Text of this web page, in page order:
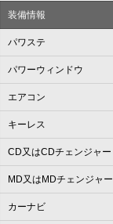
装備情報
パワステ
パワーウィンドウ
エアコン
キーレス
CD又はCDチェンジャー
MD又はMDチェンジャー
カーナビ